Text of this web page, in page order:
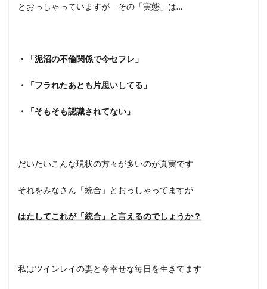
とおっしゃっていますが その「実態」は…
・「泥沼の不倫関係で今セフレ」
・「フラれたあとも片思いしてる」
・「そもそも認識されてない」
だいたいこんな現状の方々が多いのが真実です
それをみなさん「統合」とおっしゃってますが
はたしてこれが「統合」と言えるのでしょうか？
私はツインレイの妻と今幸せな毎日を生きてます